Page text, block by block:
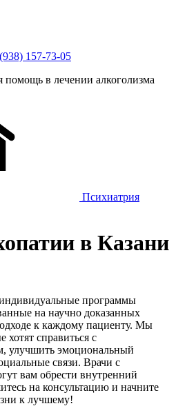
157-73-05
помощь в лечении алкоголизма
Психиатрия
в Казани
программы
на научно доказанных
к каждому пациенту. Мы
хотят справиться с
улучшить эмоциональный
связи. Врачи с
вам обрести внутренний
на консультацию и начните
к лучшему!